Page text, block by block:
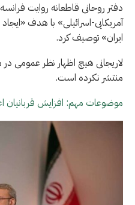
دفتر روحانی قاطعانه روایت
آمریکایی-اسرائیلی» با هدف
ایران» توصیف کرد.
لاریجانی هیچ اظهار نظر عمومی
منتشر نکرده است.
موضوعات مهم: افزایش قربانیان